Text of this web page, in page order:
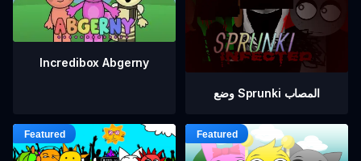
Incredibox Abgerny
وضع Sprunki المصاب